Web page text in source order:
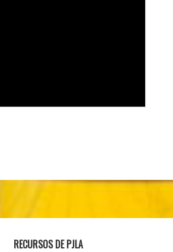
RECURSOS DE PJLA